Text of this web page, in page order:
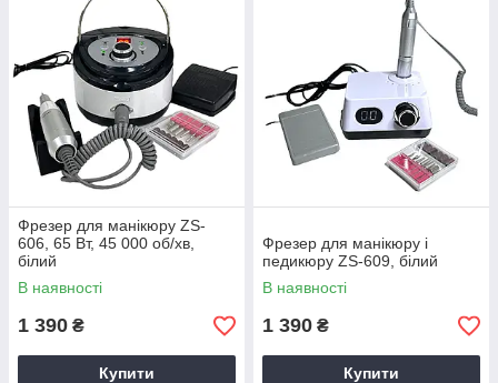
Фрезер для манікюру ZS-
606, 65 Вт, 45 000 об/хв,
білий
В наявності
1 390 ₴
Купити
Фрезер для манікюру і
педикюру ZS-609, білий
В наявності
1 390 ₴
Купити